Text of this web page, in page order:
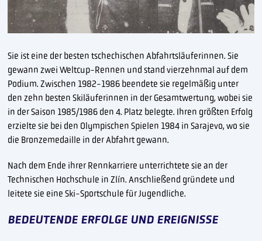
Sie ist eine der besten tschechischen Abfahrtsläuferinnen. Sie
gewann zwei Weltcup-Rennen und stand vierzehnmal auf dem
Podium. Zwischen 1982-1986 beendete sie regelmäßig unter
den zehn besten Skiläuferinnen in der Gesamtwertung, wobei sie
in der Saison 1985/1986 den 4. Platz belegte. Ihren größten Erfolg
erzielte sie bei den Olympischen Spielen 1984 in Sarajevo, wo sie
die Bronzemedaille in der Abfahrt gewann.
Nach dem Ende ihrer Rennkarriere unterrichtete sie an der
Technischen Hochschule in Zlín. Anschließend gründete und
leitete sie eine Ski-Sportschule für Jugendliche.
BEDEUTENDE ERFOLGE UND EREIGNISSE